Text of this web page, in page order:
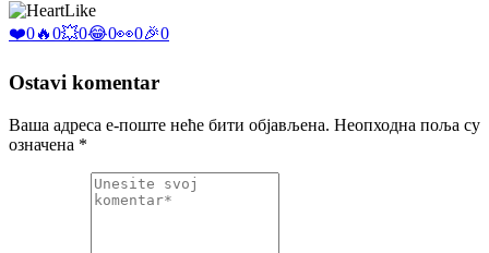
Like
❤️0🔥0💥0😂0👀0🎉0
Ostavi komentar
Ваша адреса е-поште неће бити објављена. Неопходна поља су
означена *